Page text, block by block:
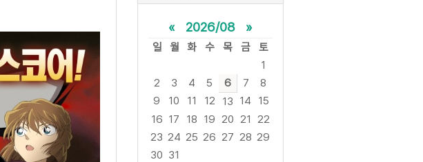
« 2026/08 »
일 월 화 수 목 금
토
1
2
3 4 5 6 7
8
9
10 11 12 13 14
15
16 17 18 19 20 21
22
23 24 25 26 27 28 29
30 31